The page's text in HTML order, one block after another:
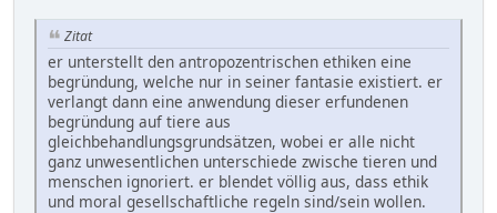
Zitat
er unterstellt den antropozentrischen ethiken eine
begründung, welche nur in seiner fantasie existiert. er
verlangt dann eine anwendung dieser erfundenen
begründung auf tiere aus
gleichbehandlungsgrundsätzen, wobei er alle nicht
ganz unwesentlichen unterschiede zwische tieren und
menschen ignoriert. er blendet völlig aus, dass ethik
und moral gesellschaftliche regeln sind/sein wollen.